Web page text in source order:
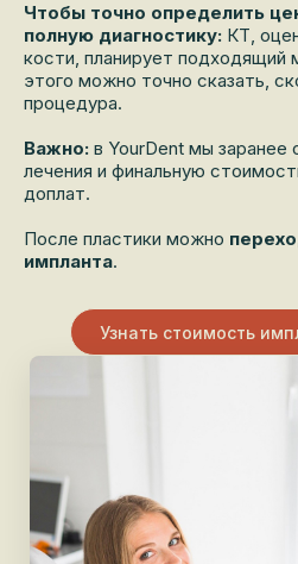
Чтобы точно определить
полную диагностику: КТ,
кости, планирует подходящий
этого можно точно сказать,
процедура.
Важно: в YourDent мы заранее
лечения и финальную
доплат.
После пластики можно
импланта.
Узнать стоимость